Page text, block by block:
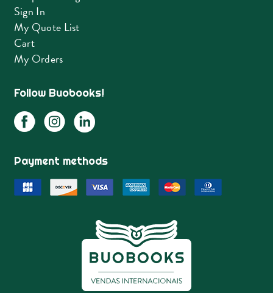
Sign In
My Quote List
Cart
My Orders
Follow Buobooks!
Payment methods